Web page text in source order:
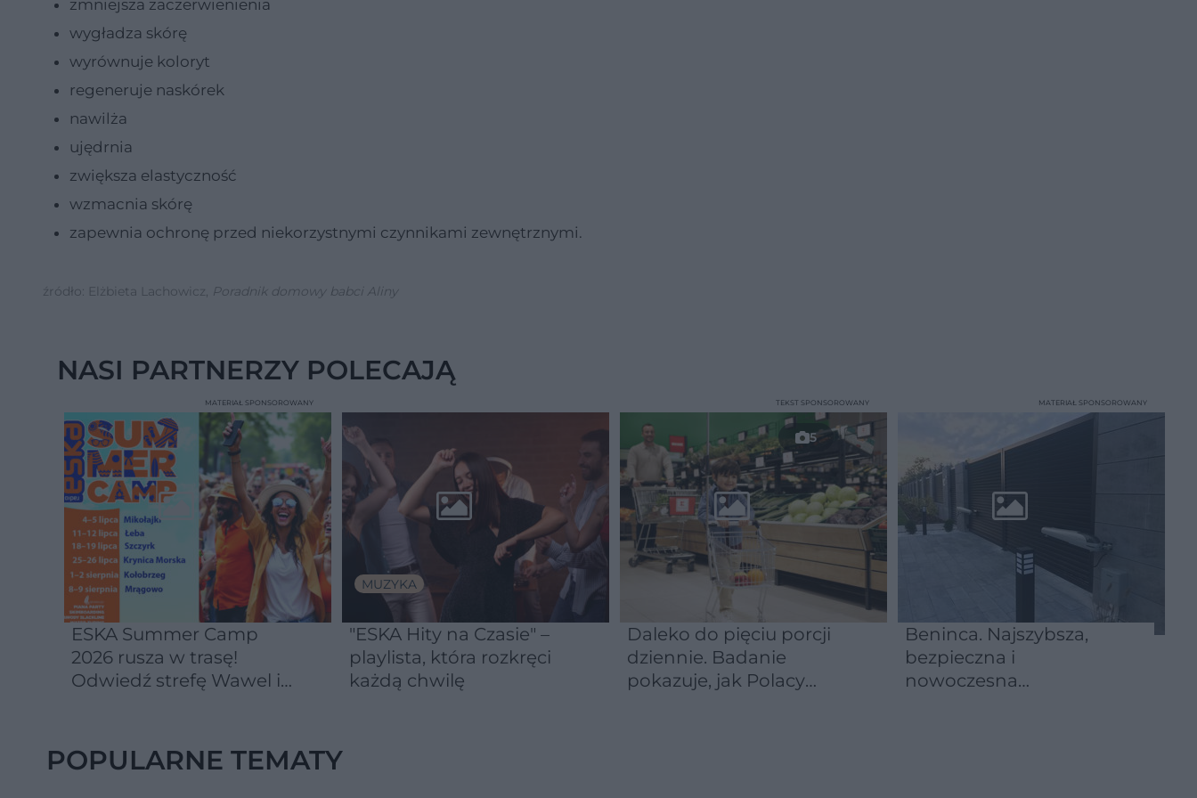
zmniejsza zaczerwienienia
wygładza skórę
wyrównuje koloryt
regeneruje naskórek
nawilża
ujędrnia
zwiększa elastyczność
wzmacnia skórę
zapewnia ochronę przed niekorzystnymi czynnikami zewnętrznymi.
źródło: Elżbieta Lachowicz, Poradnik domowy babci Aliny
NASI PARTNERZY POLECAJĄ
ESKA Summer Camp
2026 rusza w trasę!
Odwiedź strefę Wawel i
MATERIAŁ SPONSOROWANY
MUZYKA
"ESKA Hity na Czasie" –
playlista, która rozkręci
każdą chwilę
5
Daleko do pięciu porcji
dziennie. Badanie
pokazuje, jak Polacy
TEKST SPONSOROWANY
Beninca. Najszybsza,
bezpieczna i
nowoczesna
MATERIAŁ SPONSOROWANY
POPULARNE TEMATY